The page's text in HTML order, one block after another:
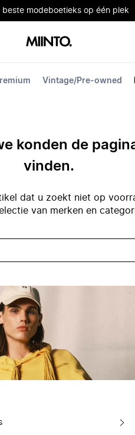
beste modeboetieks op één plek
Vintage/Pre-owned
konden de
vinden.
dat u zoekt niet op
van merken en